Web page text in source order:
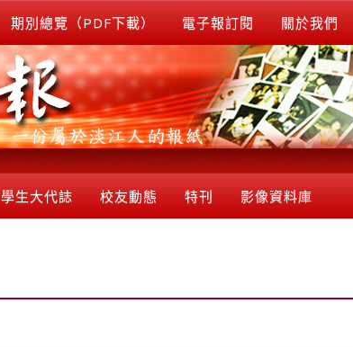
期別總覽（PDF下載） 電子報訂閱 關於我們
學生大代誌 校友動態 特刊 影像資料庫